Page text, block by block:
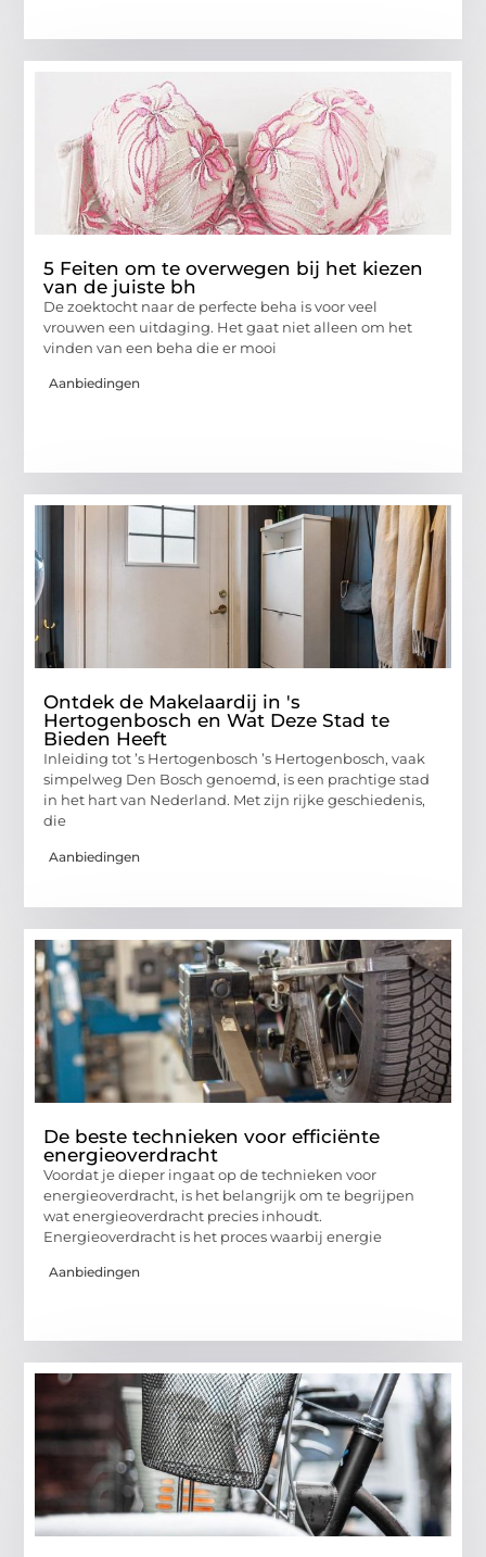
5 Feiten om te overwegen bij het kiezen
van de juiste bh
De zoektocht naar de perfecte beha is voor veel
vrouwen een uitdaging. Het gaat niet alleen om het
vinden van een beha die er mooi
Aanbiedingen
Ontdek de Makelaardij in 's
Hertogenbosch en Wat Deze Stad te
Bieden Heeft
Inleiding tot ’s Hertogenbosch ’s Hertogenbosch, vaak
simpelweg Den Bosch genoemd, is een prachtige stad
in het hart van Nederland. Met zijn rijke geschiedenis,
die
Aanbiedingen
De beste technieken voor efficiënte
energieoverdracht
Voordat je dieper ingaat op de technieken voor
energieoverdracht, is het belangrijk om te begrijpen
wat energieoverdracht precies inhoudt.
Energieoverdracht is het proces waarbij energie
Aanbiedingen